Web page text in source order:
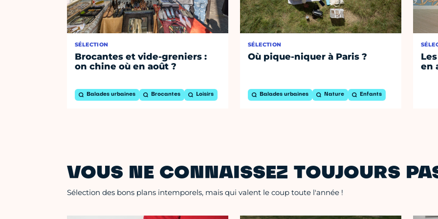
SÉLECTION
Brocantes et vide-greniers :
on chine où en août ?
Balades urbaines Brocantes Loisirs
SÉLECTION
Où pique-niquer à Paris ?
Balades urbaines Nature Enfants
en
VOUS NE CONNAISSEZ TOUJOURS
Sélection des bons plans intemporels, mais qui valent le coup toute l'année !